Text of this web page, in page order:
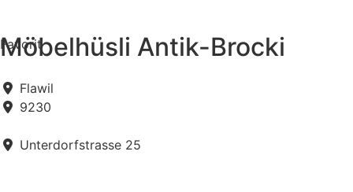
Favorit
Möbelhüsli Antik-Brocki
Flawil
9230
Unterdorfstrasse 25